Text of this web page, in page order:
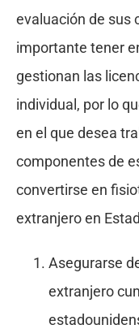
evaluación de sus
importante tener
gestionan las
individual, por lo
en el que desea
componentes de
convertirse en
extranjero en
Asegurarse
extranjero